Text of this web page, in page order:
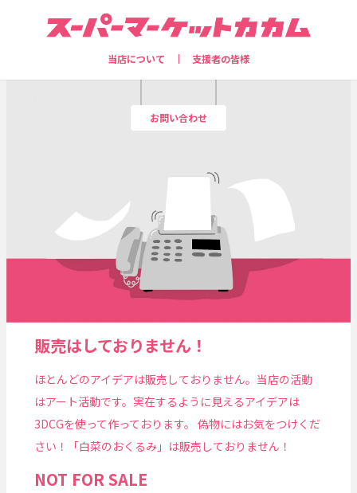
当店について 支援者の皆様
お問い合わせ
販売はしておりません！
ほとんどのアイデアは販売しておりません。当店の活動
はアート活動です。実在するように見えるアイデアは
3DCGを使って作っております。 偽物にはお気をつけくだ
さい！「白菜のおくるみ」は販売しておりません！
NOT FOR SALE